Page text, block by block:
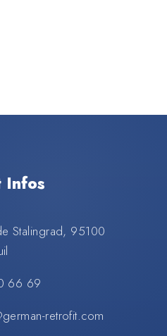
Infos
Stalingrad, 95100
66 69
retrofit.com